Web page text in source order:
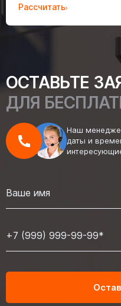
Рассчитать
ОСТАВЬТЕ
ДЛЯ
Наш
даты и